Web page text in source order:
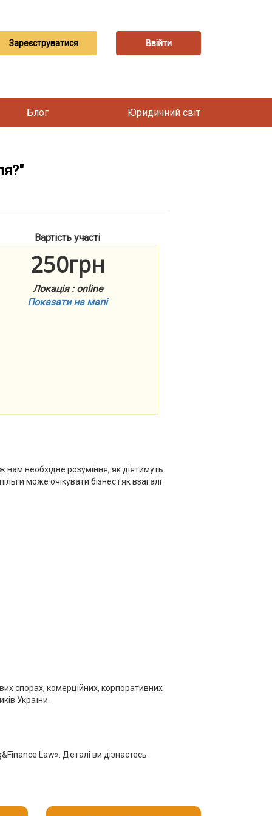
Зареєструватися Ввійти
Блог Юридичний світ
Вартість участі
250грн
Локація : online
Показати на мапі
необхідне розуміння, як діятимуть
може очікувати бізнес і як взагалі
спорах, комерційних, корпоративних
України.
Law». Деталі ви дізнаєтесь